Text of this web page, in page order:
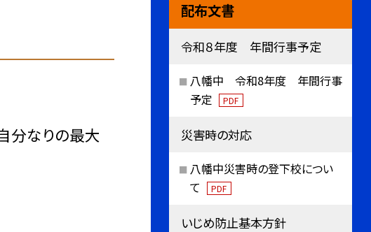
分なりの最大
配布文書
令和８年度 年間行事予定
八幡中 令和8年度 年間行事
予定
PDF
災害時の対応
八幡中災害時の登下校につい
て
PDF
いじめ防止基本方針